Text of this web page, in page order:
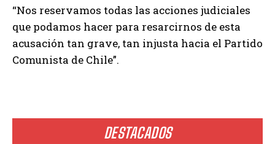
DESTACADOS
“Nos reservamos todas las acciones judiciales
que podamos hacer para resarcirnos de esta
acusación tan grave, tan injusta hacia el Partido
Comunista de Chile”.